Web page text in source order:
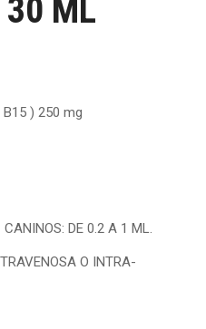
30 ML
) 250 mg
DE 0.2 A 1 ML.
O INTRA­